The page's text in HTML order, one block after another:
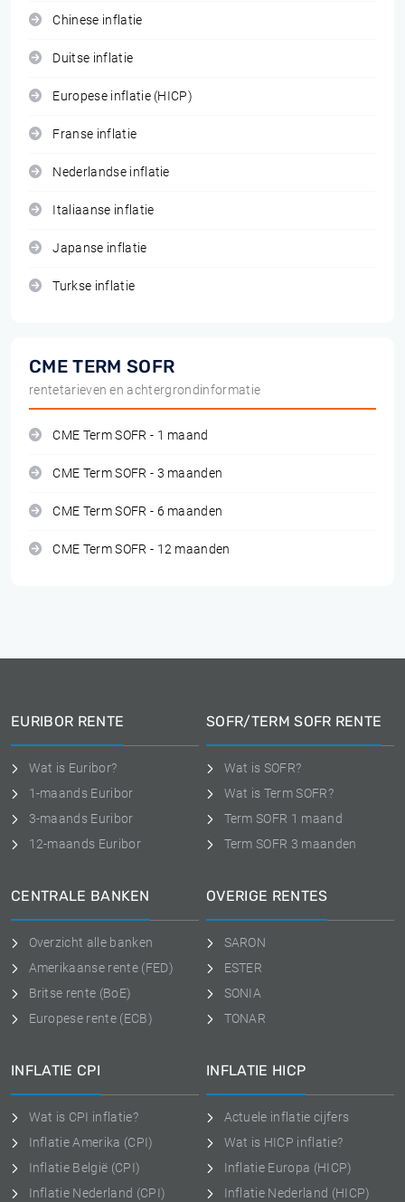
Chinese inflatie
Duitse inflatie
Europese inflatie (HICP)
Franse inflatie
Nederlandse inflatie
Italiaanse inflatie
Japanse inflatie
Turkse inflatie
CME TERM SOFR
rentetarieven en achtergrondinformatie
CME Term SOFR - 1 maand
CME Term SOFR - 3 maanden
CME Term SOFR - 6 maanden
CME Term SOFR - 12 maanden
EURIBOR RENTE
Wat is Euribor?
1-maands Euribor
3-maands Euribor
12-maands Euribor
SOFR/TERM SOFR RENTE
Wat is SOFR?
Wat is Term SOFR?
Term SOFR 1 maand
Term SOFR 3 maanden
CENTRALE BANKEN
Overzicht alle banken
Amerikaanse rente (FED)
Britse rente (BoE)
Europese rente (ECB)
OVERIGE RENTES
SARON
ESTER
SONIA
TONAR
INFLATIE CPI
Wat is CPI inflatie?
Inflatie Amerika (CPI)
Inflatie België (CPI)
Inflatie Nederland (CPI)
INFLATIE HICP
Actuele inflatie cijfers
Wat is HICP inflatie?
Inflatie Europa (HICP)
Inflatie Nederland (HICP)